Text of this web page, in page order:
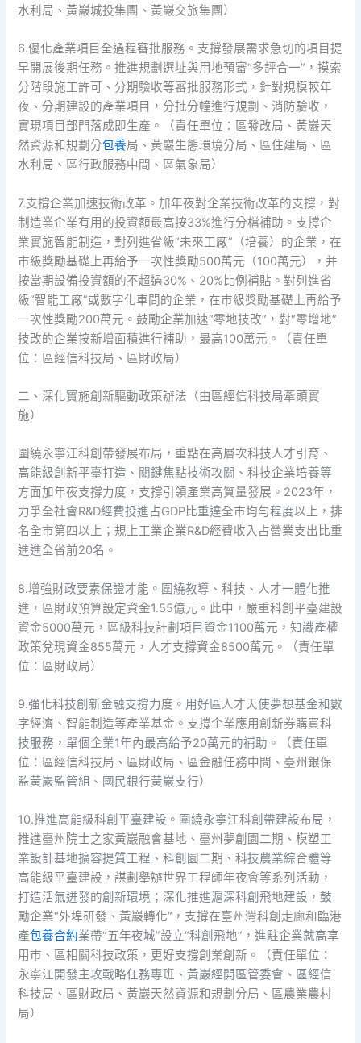
水利局、黃巖城投集團、黃巖交旅集團）
6.優化產業項目全過程審批服務。支撐發展需求急切的項目提
早開展後期任務。推進規劃選址與用地預審“多評合一”，摸索
分階段施工許可、分期驗收等審批服務形式，針對規模較年
夜、分期建設的產業項目，分批分幢進行規劃、消防驗收，
實現項目部門落成即生產。（責任單位：區發改局、黃巖天
然資源和規劃分包養局、黃巖生態環境分局、區住建局、區
水利局、區行政服務中間、區氣象局）
7.支撐企業加速技術改革。加年夜對企業技術改革的支撐，對
制造業企業有用的投資額最高按33%進行分檔補助。支撐企
業實施智能制造，對列進省級“未來工廠”（培養）的企業，在
市級獎勵基礎上再給予一次性獎勵500萬元（100萬元），并
按當期設備投資額的不超過30%、20%比例補貼。對列進省
級“智能工廠”或數字化車間的企業，在市級獎勵基礎上再給予
一次性獎勵200萬元。鼓勵企業加速“零地技改”，對“零增地”
技改的企業按新增面積進行補助，最高100萬元。（責任單
位：區經信科技局、區財政局）
二、深化實施創新驅動政策辦法（由區經信科技局牽頭實
施）
圍繞永寧江科創帶發展布局，重點在高層次科技人才引育、
高能級創新平臺打造、關鍵焦點技術攻關、科技企業培養等
方面加年夜支撐力度，支撐引領產業高質量發展。2023年，
力爭全社會R&D經費投進占GDP比重達全市均勻程度以上，排
名全市第四以上；規上工業企業R&D經費收入占營業支出比重
進進全省前20名。
8.增強財政要素保證才能。圍繞教導、科技、人才一體化推
進，區財政預算設定資金1.55億元。此中，嚴重科創平臺建設
資金5000萬元，區級科技計劃項目資金1100萬元，知識產權
政策兌現資金855萬元，人才支撐資金8500萬元。（責任單
位：區財政局）
9.強化科技創新金融支撐力度。用好區人才天使夢想基金和數
字經濟、智能制造等產業基金。支撐企業應用創新券購買科
技服務，單個企業1年內最高給予20萬元的補助。（責任單
位：區經信科技局、區財政局、區金融任務中間、臺州銀保
監黃巖監管組、國民銀行黃巖支行）
10.推進高能級科創平臺建設。圍繞永寧江科創帶建設布局，
推進臺州院士之家黃巖融會基地、臺州夢創園二期、模塑工
業設計基地擴容提質工程、科創園二期、科技農業綜合體等
高能級平臺建設，謀劃舉辦世界工程師年夜會等系列活動，
打造活氣迸發的創新環境；深化推進滬深科創飛地建設，鼓
勵企業“外埠研發、黃巖轉化”，支撐在臺州灣科創走廊和臨港
產包養合約業帶“五年夜城”設立“科創飛地”，進駐企業就高享
用市、區相關科技政策，更好支撐創業創新。（責任單位：
永寧江開發主攻戰略任務專班、黃巖經開區管委會、區經信
科技局、區財政局、黃巖天然資源和規劃分局、區農業農村
局）